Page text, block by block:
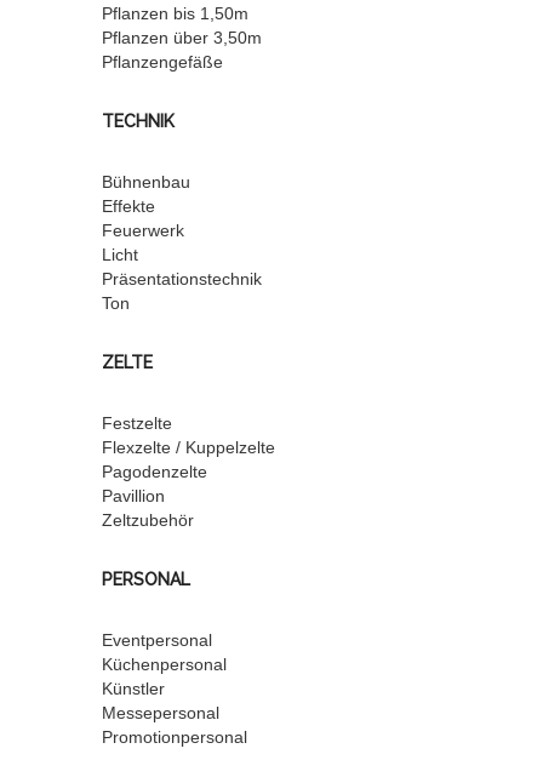
Pflanzen bis 1,50m
Pflanzen über 3,50m
Pflanzengefäße
TECHNIK
Bühnenbau
Effekte
Feuerwerk
Licht
Präsentationstechnik
Ton
ZELTE
Festzelte
Flexzelte / Kuppelzelte
Pagodenzelte
Pavillion
Zeltzubehör
PERSONAL
Eventpersonal
Küchenpersonal
Künstler
Messepersonal
Promotionpersonal